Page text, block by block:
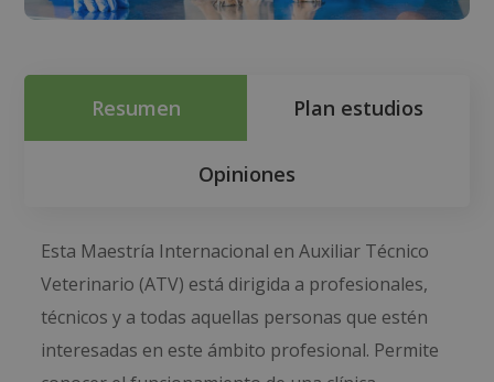
Resumen Plan estudios
Opiniones
Esta Maestría Internacional en Auxiliar Técnico
Veterinario (ATV) está dirigida a profesionales,
técnicos y a todas aquellas personas que estén
interesadas en este ámbito profesional. Permite